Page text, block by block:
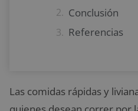
Conclusión
Referencias
Las comidas rápidas y